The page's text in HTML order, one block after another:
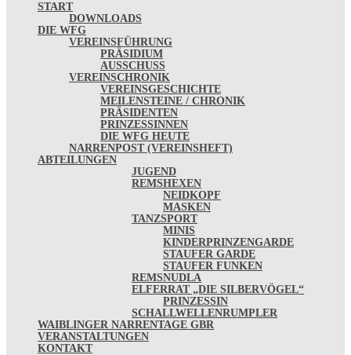
START
DOWNLOADS
DIE WFG
VEREINSFÜHRUNG
PRÄSIDIUM
AUSSCHUSS
VEREINSCHRONIK
VEREINSGESCHICHTE
MEILENSTEINE / CHRONIK
PRÄSIDENTEN
PRINZESSINNEN
DIE WFG HEUTE
NARRENPOST (VEREINSHEFT)
ABTEILUNGEN
JUGEND
REMSHEXEN
NEIDKOPF
MASKEN
TANZSPORT
MINIS
KINDERPRINZENGARDE
STAUFER GARDE
STAUFER FUNKEN
REMSNUDLA
ELFERRAT „DIE SILBERVÖGEL“
PRINZESSIN
SCHALLWELLENRUMPLER
WAIBLINGER NARRENTAGE GBR
VERANSTALTUNGEN
KONTAKT